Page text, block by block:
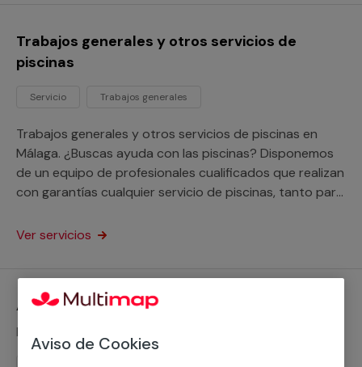
Trabajos generales y otros servicios de
piscinas
Servicio Trabajos generales
Trabajos generales y otros servicios de piscinas en
Málaga. ¿Buscas ayuda con las piscinas? Disponemos
de un equipo de profesionales cualificados que realizan
con garantías cualquier servicio de piscinas, tanto para
vecinos. Con Multimap obtendrás los mejores servicios
Ver servicios
Alicatado de piscinas
Desde 53,35 €/m²
Aviso de Cookies